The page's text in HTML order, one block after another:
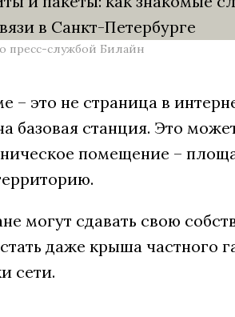
пресс-службой Билайн
– это не страница в
базовая станция. Это
помещение –
могут сдавать свою
даже крыша частного
сети.